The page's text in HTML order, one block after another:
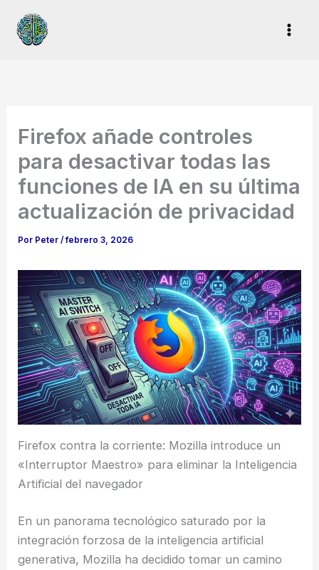
contenido
Firefox añade controles
para desactivar todas las
funciones de IA en su última
actualización de privacidad
Por Peter/febrero 3, 2026
Firefox contra la corriente: Mozilla introduce un
«Interruptor Maestro» para eliminar la Inteligencia
Artificial del navegador
En un panorama tecnológico saturado por la
integración forzosa de la inteligencia artificial
generativa, Mozilla ha decidido tomar un camino